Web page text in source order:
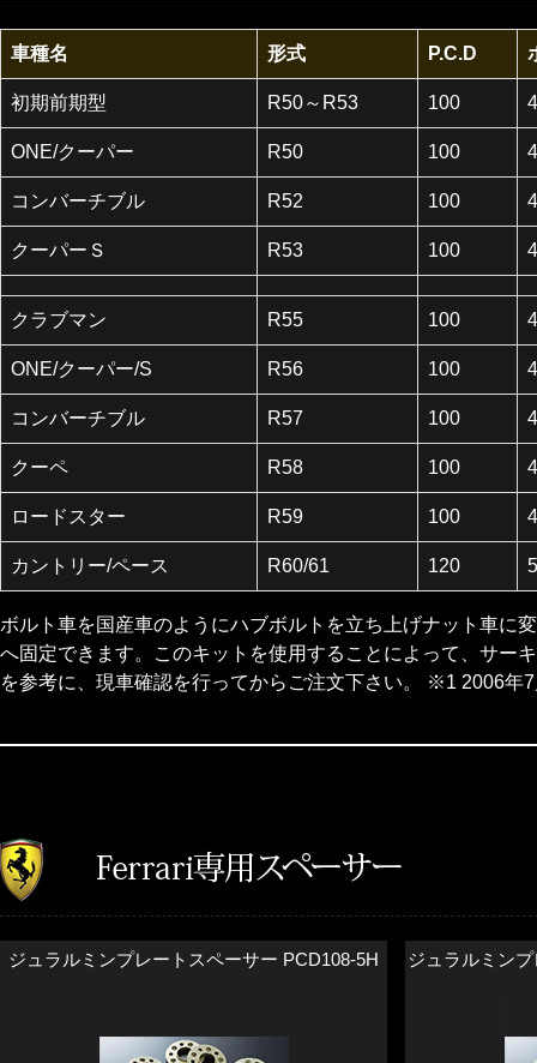
車種名 形式 P.C.D
初期前期型 R50～R53 100
ONE/クーパー R50 100
コンバーチブル R52 100
クーパーＳ R53 100
クラブマン R55 100
ONE/クーパー/S R56 100
コンバーチブル R57 100
クーペ R58 100
ロードスター R59 100
カントリー/ペース R60/61 120
ボルト車を国産車のようにハブボルトを立ち上げナット車に
へ固定できます。このキットを使用することによって、サ
を参考に、現車確認を行ってからご注文下さい。 ※1 2006年
ジュラルミンプレートスペーサー PCD108-5H ジュラルミン